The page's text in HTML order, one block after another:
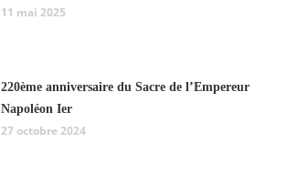
11 mai 2025
220ème anniversaire du Sacre de l’Empereur
Napoléon Ier
27 octobre 2024